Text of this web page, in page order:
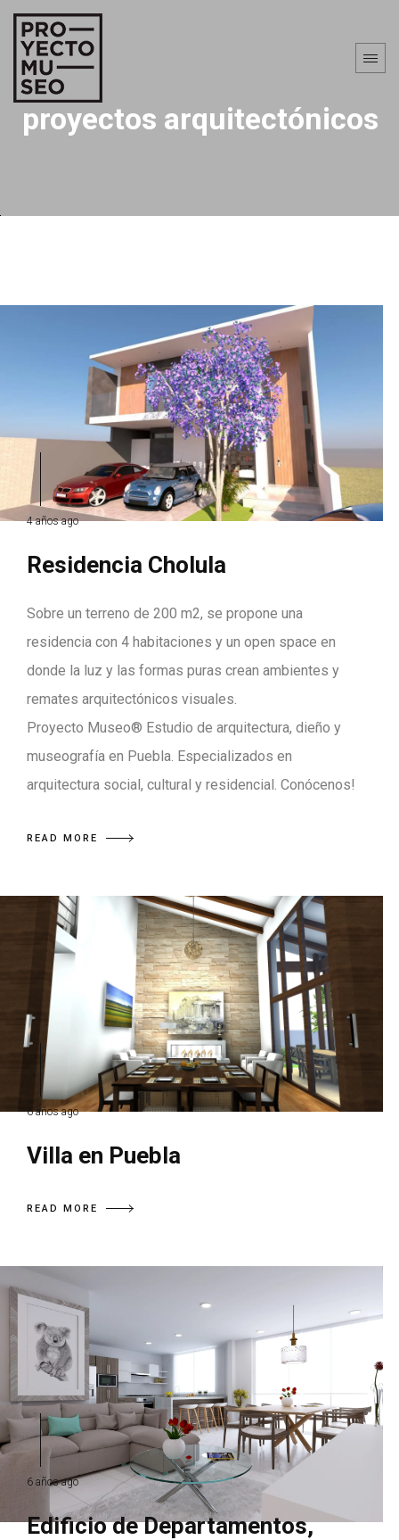
proyectos arquitectónicos
4 años ago
Residencia Cholula
Sobre un terreno de 200 m2, se propone una
residencia con 4 habitaciones y un open space en
donde la luz y las formas puras crean ambientes y
remates arquitectónicos visuales.
Proyecto Museo®️ Estudio de arquitectura, dieño y
museografía en Puebla. Especializados en
arquitectura social, cultural y residencial. Conócenos!
READ MORE
6 años ago
Villa en Puebla
READ MORE
6 años ago
Edificio de Departamentos,